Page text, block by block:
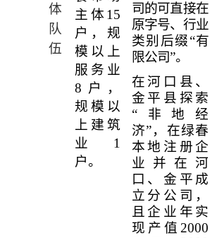
体
队
伍
主体 15
户，规
模以上
服务业
8 户，
规模以
上建筑
业 1
户。
司的可直接在
原字号、行业
类别后缀“有
限公司”。
在河口县、
金平县探索
“非地经
济”，在绿春
本地注册企
业并在河
口、金平成
立分公司，
且企业年实
现产值 2000